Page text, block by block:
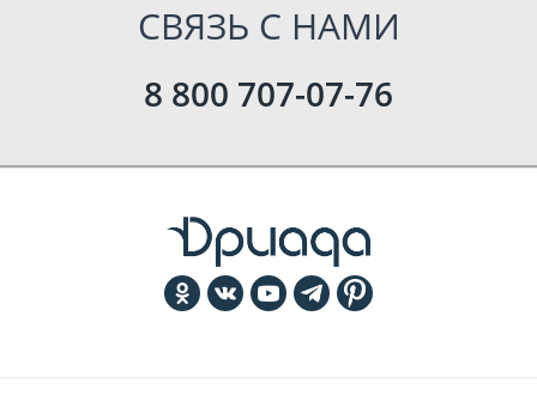
СВЯЗЬ С НАМИ
8 800 707-07-76